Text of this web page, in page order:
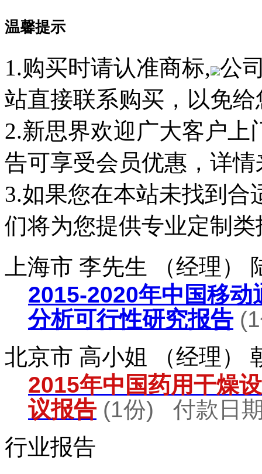
温馨提示
1.购买时请认准商标, 公
站直接联系购买，以免
2.新思界欢迎广大客户
告可享受会员优惠，详
3.如果您在本站未找到
们将为您提供专业定制类
上海市 李先生 （经理）
2015-2020年中国移
分析可行性研究报告(1
北京市 高小姐 （经理）
2015年中国药用干燥
议报告 (1份) 付款日
行业报告